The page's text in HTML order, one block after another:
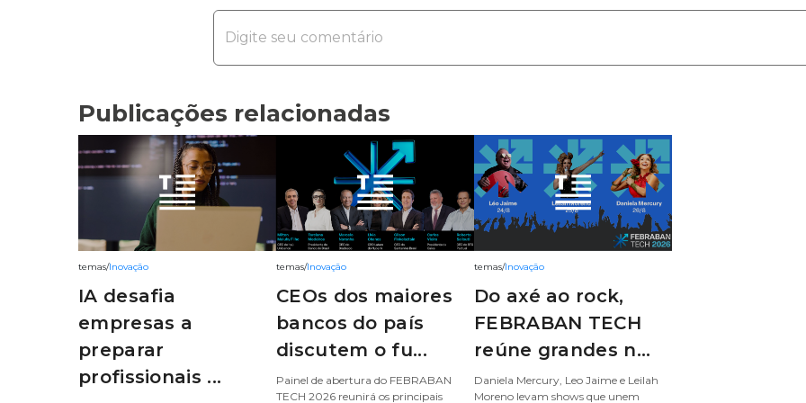
Publicações relacionadas
temas/Inovação
IA desafia
empresas a
preparar
profissionais ...
temas/Inovação
CEOs dos maiores
bancos do país
discutem o fu...
Painel de abertura do FEBRABAN
TECH 2026 reunirá os principais
temas/Inovação
Do axé ao rock,
FEBRABAN TECH
reúne grandes n...
Daniela Mercury, Leo Jaime e Leilah
Moreno levam shows que unem